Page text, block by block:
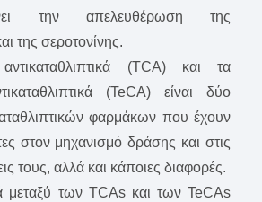
την απελευθέρωση της
της σεροτονίνης.
(TCA) και τα
(TeCA) είναι δύο
φαρμάκων που έχουν
στον μηχανισμό δράσης και στις
τους, αλλά και κάποιες διαφορές.
μεταξύ των TCAs και των TeCAs